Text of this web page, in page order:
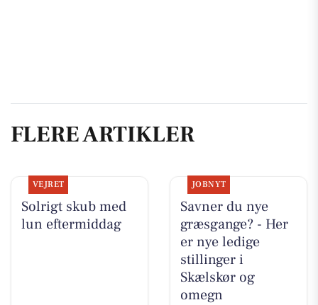
FLERE ARTIKLER
VEJRET
Solrigt skub med
lun eftermiddag
JOBNYT
Savner du nye
græsgange? - Her
er nye ledige
stillinger i
Skælskør og
omegn